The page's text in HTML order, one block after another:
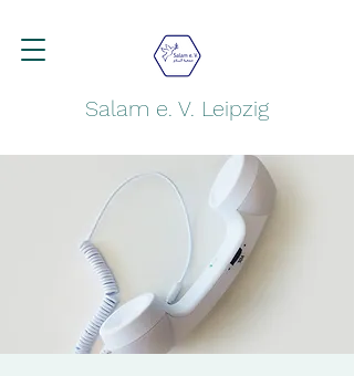
Salam e. V. Leipzig